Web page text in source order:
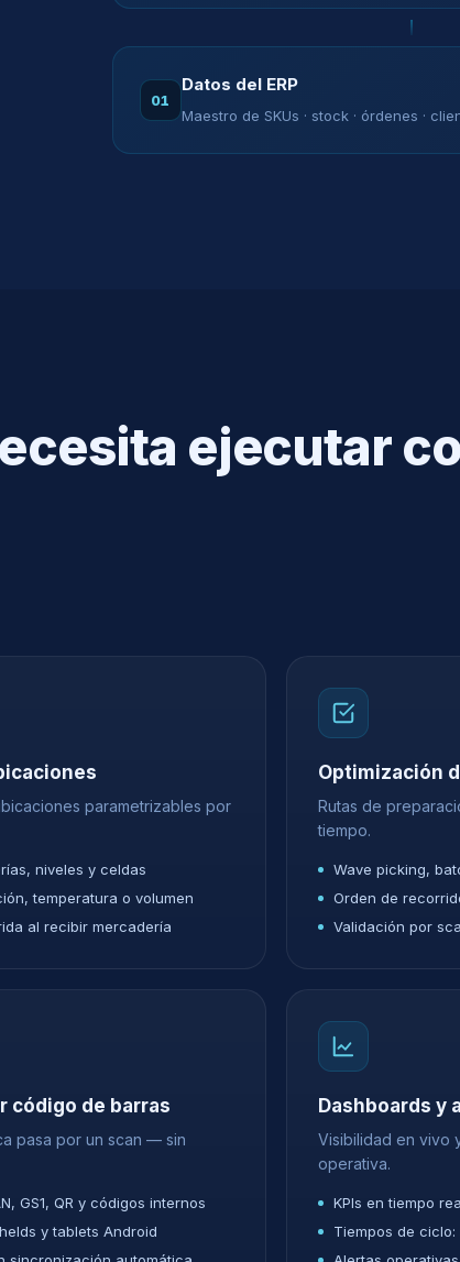
01
Datos del ERP
Maestro de SKUs · stock · órdenes ·
ejecutar
parametrizables por
niveles y celdas
temperatura o volumen
al recibir mercadería
Optimización
Rutas de
tiempo.
Wave picking,
Orden de
Validación por
código de barras
pasa por un scan — sin
GS1, QR y códigos internos
y tablets Android
Dashboards y
Visibilidad en vivo
operativa.
KPIs en tiempo
Tiempos de